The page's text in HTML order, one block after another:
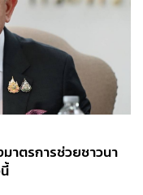
าตรการช่วยชาวนา